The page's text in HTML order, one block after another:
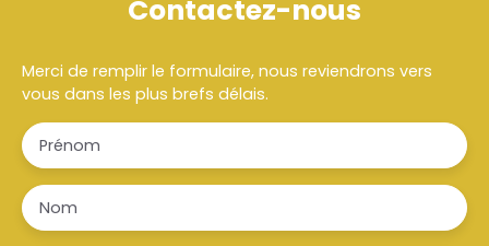
Contactez-nous
Merci de remplir le formulaire, nous reviendrons vers
vous dans les plus brefs délais.
Prénom
Nom